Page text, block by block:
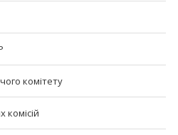
комітету
комісій